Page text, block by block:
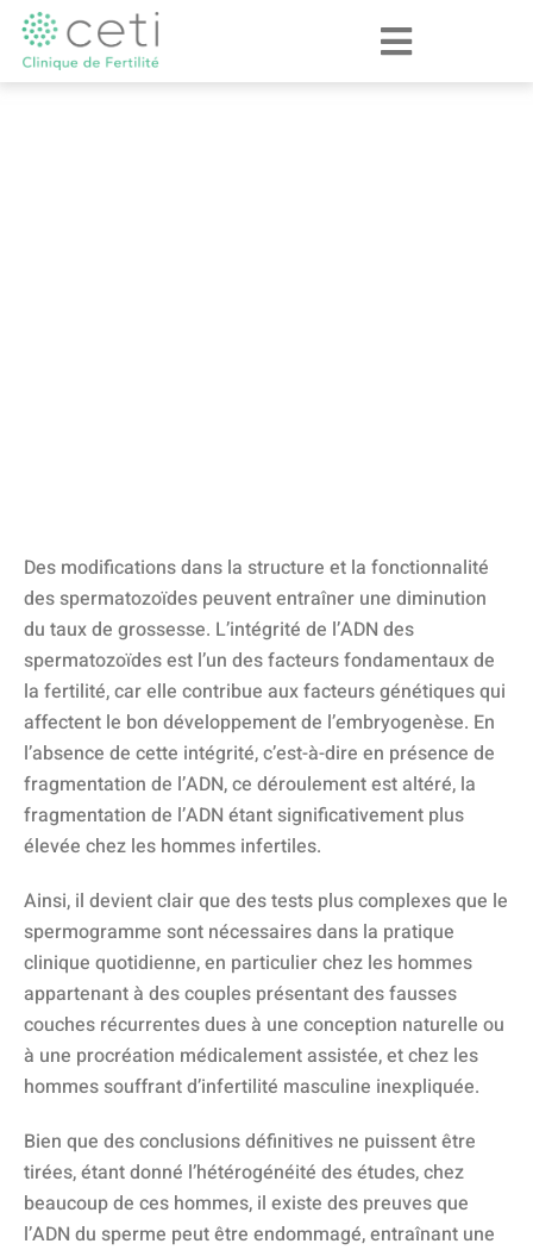
Des modifications dans la structure et la fonctionnalité
des spermatozoïdes peuvent entraîner une diminution
du taux de grossesse. L’intégrité de l’ADN des
spermatozoïdes est l’un des facteurs fondamentaux de
la fertilité, car elle contribue aux facteurs génétiques qui
affectent le bon développement de l’embryogenèse. En
l’absence de cette intégrité, c’est-à-dire en présence de
fragmentation de l’ADN, ce déroulement est altéré, la
fragmentation de l’ADN étant significativement plus
élevée chez les hommes infertiles.
Ainsi, il devient clair que des tests plus complexes que le
spermogramme sont nécessaires dans la pratique
clinique quotidienne, en particulier chez les hommes
appartenant à des couples présentant des fausses
couches récurrentes dues à une conception naturelle ou
à une procréation médicalement assistée, et chez les
hommes souffrant d’infertilité masculine inexpliquée.
Bien que des conclusions définitives ne puissent être
tirées, étant donné l’hétérogénéité des études, chez
beaucoup de ces hommes, il existe des preuves que
l’ADN du sperme peut être endommagé, entraînant une